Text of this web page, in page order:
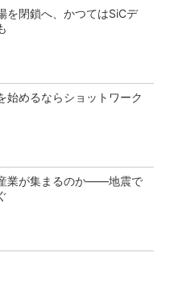
を閉鎖へ、かつてはSiCデ
始めるならショットワーク
業が集まるのか――地震で